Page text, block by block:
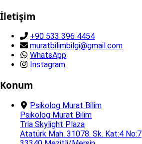
İletişim
+90 533 396 4454
muratbilimbilgi@gmail.com
WhatsApp
Instagram
Konum
Psikolog Murat Bilim
Psikolog Murat Bilim
Tria Skylight Plaza
Atatürk Mah. 31078. Sk. Kat:4 No:7